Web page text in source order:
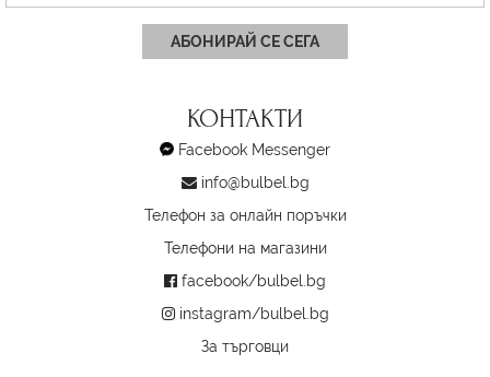
АБОНИРАЙ СЕ СЕГА
КОНТАКТИ
Facebook Messenger
info@bulbel.bg
Телефон за онлайн поръчки
Телефони на магазини
facebook/bulbel.bg
instagram/bulbel.bg
За търговци